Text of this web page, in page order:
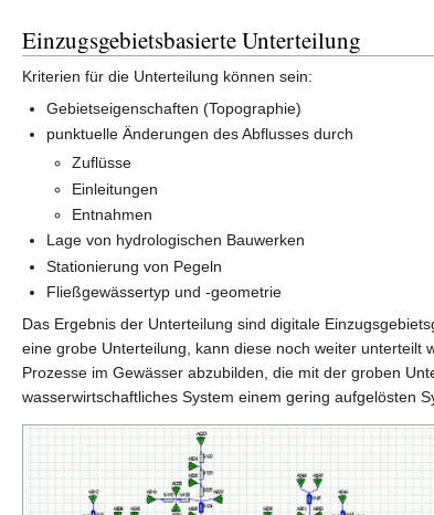
Einzugsgebietsbasierte Unterteilung
Kriterien für die Unterteilung können sein:
Gebietseigenschaften (Topographie)
punktuelle Änderungen des Abflusses durch
Zuflüsse
Einleitungen
Entnahmen
Lage von hydrologischen Bauwerken
Stationierung von Pegeln
Fließgewässertyp und -geometrie
Das Ergebnis der Unterteilung sind digitale
eine grobe Unterteilung, kann diese noch weiter
Prozesse im Gewässer abzubilden, die mit der groben
wasserwirtschaftliches System einem gering aufgelösten